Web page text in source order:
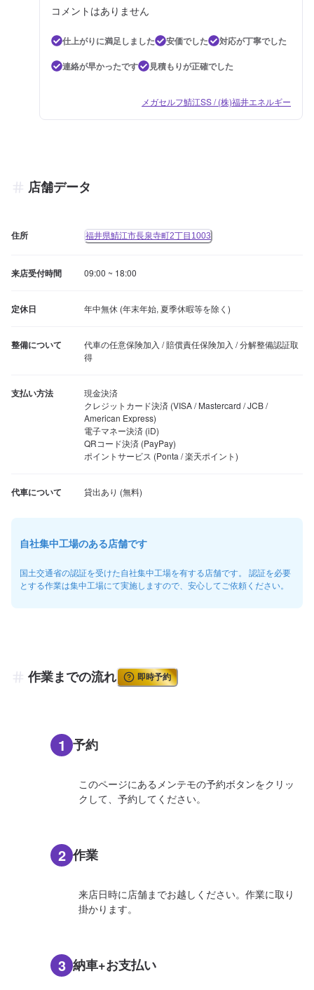
コメントはありません
仕上がりに満足しました 安価でした
対応が丁寧でした
連絡が早かったです
見積もりが正確でした
メガセルフ鯖江SS / (株)福井エネルギー
店舗データ
住所 福井県鯖江市長泉寺町2丁目1003
来店受付時間 09:00 ~ 18:00
定休日 年中無休 (年末年始, 夏季休暇等を除く)
整備について
代車の任意保険加入 / 賠償責任保険加入 / 分解整備認証取
得
支払い方法
現金決済
クレジットカード決済 (VISA / Mastercard / JCB /
American Express)
電子マネー決済 (iD)
QRコード決済 (PayPay)
ポイントサービス (Ponta / 楽天ポイント)
代車について
自社集中工場のある店舗です
国土交通省の認証を受けた自社集中工場を有する店舗です。 認証を必要
とする作業は集中工場にて実施しますので、安心してご依頼ください。
作業までの流れ 即時予約
1 予約
このページにあるメンテモの予約ボタンをクリッ
クして、予約してください。
2 作業
来店日時に店舗までお越しください。作業に取り
掛かります。
3 納車+お支払い